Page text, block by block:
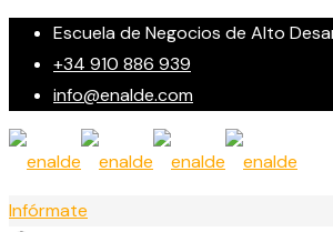
Escuela de Negocios de Alto
+34 910 886 939
info@enalde.com
Infórmate